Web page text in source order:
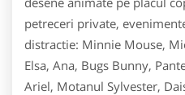
petreceri private,
distractie: Minnie Mouse,
Elsa, Ana, Bugs Bunny,
Ariel, Motanul Sylvester,